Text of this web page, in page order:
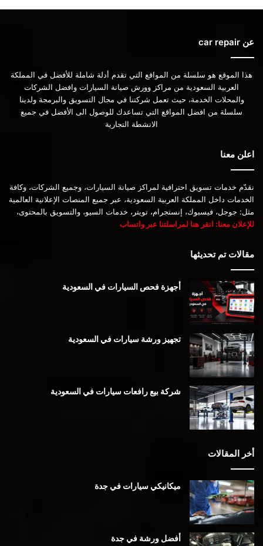
عن car repair
هذا الموقع هو سلسلة من المواقع التي تقدم أدلة شاملة للأفضل في المملكة
العربية السعودية من مراكز وورش صيانة السيارات وافضل الشركات
والمحلات الخدمة، حيث تعمل شركتنا في مجال التسويق والبرمجة ولدينا
سلسلة من افضل المواقع التي تساعدك للوصول الى الأفضل في جميع
الانشطة التجارية
اعلن معنا
نقدّم خدمات تسويق احترافية لمراكز صيانة السيارات، وجميع الشركات، وكافة
الخدمات داخل المملكة العربية السعودية، عبر جميع المنصات الإعلانية العالمية
مثل: جوجل، فيسبوك، إنستجرام، تويتر، خدمات السيو، والتسويق بالمحتوى،
للإعلان معنا: انقر هنا لمراسلتنا عبر واتساب
مقالات تم تحديثها
أجهزة فحص السيارات في السعودية
تجهيز ورشة سيارات في السعودية
شركة بيع رافعات سيارات في السعودية
أخر المقالات
ميكانيكي سيارات في جدة
أفضل ورشة في جدة